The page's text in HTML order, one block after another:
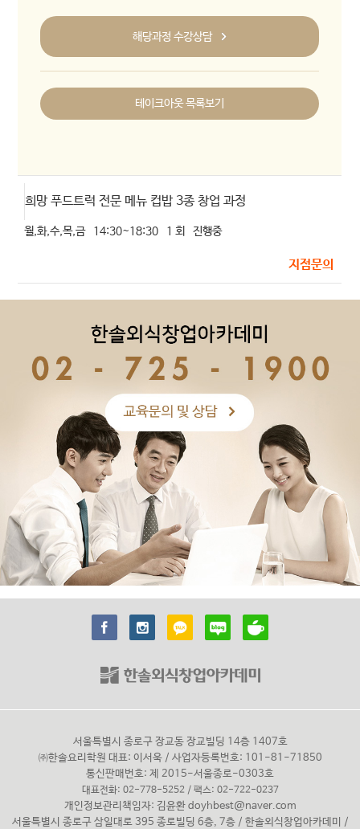
해당과정 수강상담
테이크아웃 목록보기
희망 푸드트럭 전문 메뉴 컵밥 3종 창업 과정
월,화,수,목,금 14:30~18:30 1 회
지점문의
진행중
서울특별시 종로구 장교동 장교빌딩 14층 1407호
㈜한솔요리학원 대표: 이서욱 / 사업자등록번호: 101-81-71850
통신판매번호: 제 2015-서울종로-0303호
대표전화: 02-778-5252 / 팩스: 02-722-0237
개인정보관리책임자: 김윤환 doyhbest@naver.com
서울특별시 종로구 삼일대로 395 종로빌딩 6층, 7층 / 한솔외식창업아카데미 /